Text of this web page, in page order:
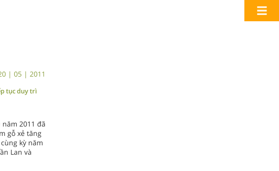
| 05 | 2011
tục duy trì
2011 đã
gỗ xẻ tăng
kỳ năm
Lan và